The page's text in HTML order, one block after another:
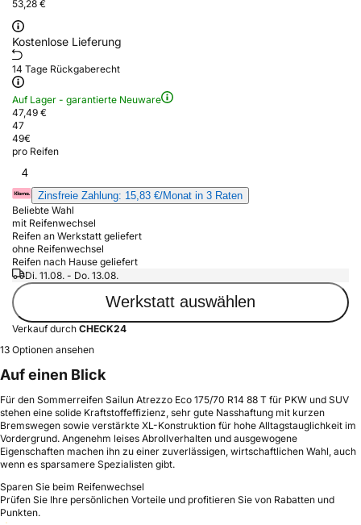
53,28 €
Kostenlose Lieferung
14 Tage Rückgaberecht
Auf Lager - garantierte Neuware
47,49 €
47
49€
pro Reifen
4
Zinsfreie Zahlung: 15,83 €/Monat in 3 Raten
Beliebte Wahl
mit Reifenwechsel
Reifen an Werkstatt geliefert
ohne Reifenwechsel
Reifen nach Hause geliefert
Di. 11.08. - Do. 13.08.
Werkstatt auswählen
Verkauf durch CHECK24
13 Optionen ansehen
Auf einen Blick
Für den Sommerreifen Sailun Atrezzo Eco 175/70 R14 88 T für PKW und SUV
stehen eine solide Kraftstoffeffizienz, sehr gute Nasshaftung mit kurzen
Bremswegen sowie verstärkte XL-Konstruktion für hohe Alltagstauglichkeit im
Vordergrund. Angenehm leises Abrollverhalten und ausgewogene
Eigenschaften machen ihn zu einer zuverlässigen, wirtschaftlichen Wahl, auch
wenn es sparsamere Spezialisten gibt.
Sparen Sie beim Reifenwechsel
Prüfen Sie Ihre persönlichen Vorteile und profitieren Sie von Rabatten und
Punkten.